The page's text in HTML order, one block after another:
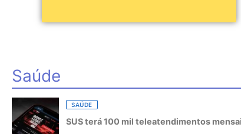
Saúde
SAÚDE
SUS terá 100 mil teleatendimentos